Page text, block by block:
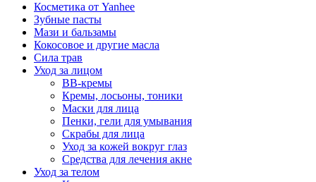
Косметика от Yanhee
Зубные пасты
Мази и бальзамы
Кокосовое и другие масла
Сила трав
Уход за лицом
BB-кремы
Кремы, лосьоны, тоники
Маски для лица
Пенки, гели для умывания
Скрабы для лица
Уход за кожей вокруг глаз
Средства для лечения акне
Уход за телом